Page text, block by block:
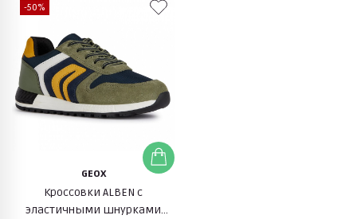
-50%
GEOX
Кроссовки ALBEN с
эластичными шнурками